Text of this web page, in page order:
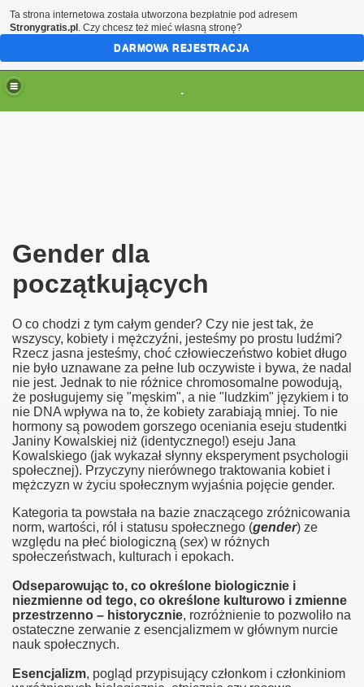
.
Gender dla
początkujących
O co chodzi z tym całym gender? Czy nie jest tak, że
wszyscy, kobiety i mężczyźni, jesteśmy po prostu ludźmi?
Rzecz jasna jesteśmy, choć człowieczeństwo kobiet długo
nie było uznawane za pełne lub oczywiste i bywa, że nadal
nie jest. Jednak to nie różnice chromosomalne powodują,
że posługujemy się "męskim", a nie "ludzkim" językiem i to
nie DNA wpływa na to, że kobiety zarabiają mniej. To nie
hormony są powodem gorszego oceniania eseju studentki
Janiny Kowalskiej niż (identycznego!) eseju Jana
Kowalskiego (jak wykazał słynny eksperyment psychologii
społecznej). Przyczyny nierównego traktowania kobiet i
mężczyzn w życiu społecznym wyjaśnia pojęcie gender.
Kategoria ta powstała na bazie znaczącego zróżnicowania
norm, wartości, ról i statusu społecznego (gender) ze
względu na płeć biologiczną (sex) w różnych
społeczeństwach, kulturach i epokach.
Odseparowując to, co określone biologicznie i
niezmienne od tego, co określone kulturowo i zmienne
przestrzenno – historycznie, rozróżnienie to pozwoliło na
ostateczne zerwanie z esencjalizmem w głównym nurcie
nauk społecznych.
Esencjalizm, pogląd przypisujący członkom i członkiniom
Ta strona internetowa została utworzona bezpłatnie pod adresem
Stronygratis.pl . Czy chcesz też mieć własną stronę?
DARMOWA REJESTRACJA